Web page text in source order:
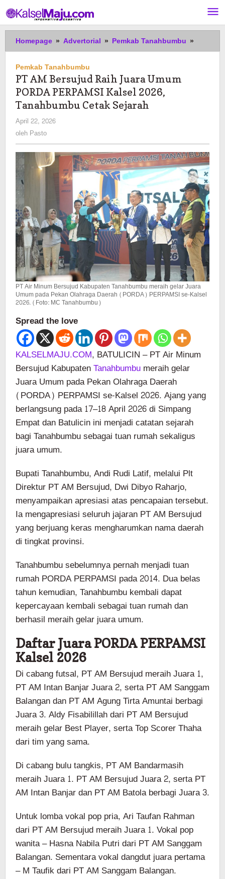
ke
konten
Homepage » Advertorial » Pemkab Tanahbumbu »
AM
Cetak
Sejarah
Pemkab Tanahbumbu
PT AM Bersujud Raih Juara Umum
PORDA PERPAMSI Kalsel 2026,
Tanahbumbu Cetak Sejarah
April 22, 2026
oleh Pasto
PT Air Minum Bersujud Kabupaten Tanahbumbu meraih gelar Juara
Umum pada Pekan Olahraga Daerah (PORDA) PERPAMSI se-Kalsel
2026. (Foto: MC Tanahbumbu)
Spread the love
KALSELMAJU.COM, BATULICIN – PT Air Minum
Bersujud KabupatenTanahbumbumeraih gelar
Juara Umum pada Pekan Olahraga Daerah
(PORDA) PERPAMSI se-Kalsel 2026. Ajang yang
berlangsung pada 17–18 April 2026 di Simpang
Empat dan Batulicin ini menjadi catatan sejarah
bagi Tanahbumbu sebagai tuan rumah sekaligus
juara umum.
Bupati Tanahbumbu, Andi Rudi Latif, melalui Plt
Direktur PT AM Bersujud, Dwi Dibyo Raharjo,
menyampaikan apresiasi atas pencapaian tersebut.
Ia mengapresiasi seluruh jajaran PT AM Bersujud
yang berjuang keras mengharumkan nama daerah
di tingkat provinsi.
Tanahbumbu sebelumnya pernah menjadi tuan
rumah PORDA PERPAMSI pada 2014. Dua belas
tahun kemudian, Tanahbumbu kembali dapat
kepercayaan kembali sebagai tuan rumah dan
berhasil meraih gelar juara umum.
Daftar Juara PORDA PERPAMSI
Kalsel 2026
Di cabang futsal, PT AM Bersujud meraih Juara 1,
PT AM Intan Banjar Juara 2, serta PT AM Sanggam
Balangan dan PT AM Agung Tirta Amuntai berbagi
Juara 3. Aldy Fisabilillah dari PT AM Bersujud
meraih gelar Best Player, serta Top Scorer Thaha
dari tim yang sama.
Di cabang bulu tangkis, PT AM Bandarmasih
meraih Juara 1. PT AM Bersujud Juara 2, serta PT
AM Intan Banjar dan PT AM Batola berbagi Juara 3.
Untuk lomba vokal pop pria, Ari Taufan Rahman
dari PT AM Bersujud meraih Juara 1. Vokal pop
wanita – Hasna Nabila Putri dari PT AM Sanggam
Balangan. Sementara vokal dangdut juara pertama
– M Taufik dari PT AM Sanggam Balangan.